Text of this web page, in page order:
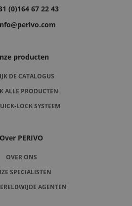
(0)164 67 22 43
producten
DE CATALOGUS
ALLE PRODUCTEN
LOCK SYSTEEM
Over PERIVO
OVER ONS
SPECIALISTEN
AGENTEN